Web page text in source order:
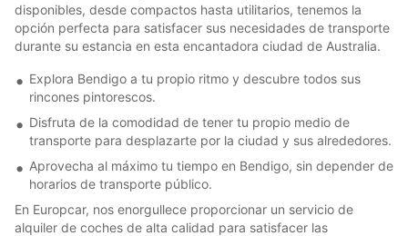
disponibles, desde compactos hasta utilitarios, tenemos la
opción perfecta para satisfacer sus necesidades de transporte
durante su estancia en esta encantadora ciudad de Australia.
Explora Bendigo a tu propio ritmo y descubre todos sus
rincones pintorescos.
Disfruta de la comodidad de tener tu propio medio de
transporte para desplazarte por la ciudad y sus alrededores.
Aprovecha al máximo tu tiempo en Bendigo, sin depender de
horarios de transporte público.
En Europcar, nos enorgullece proporcionar un servicio de
alquiler de coches de alta calidad para satisfacer las